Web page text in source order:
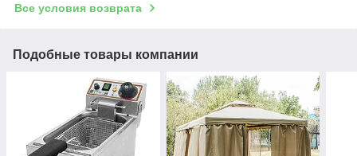
Все условия возврата
Подобные товары компании